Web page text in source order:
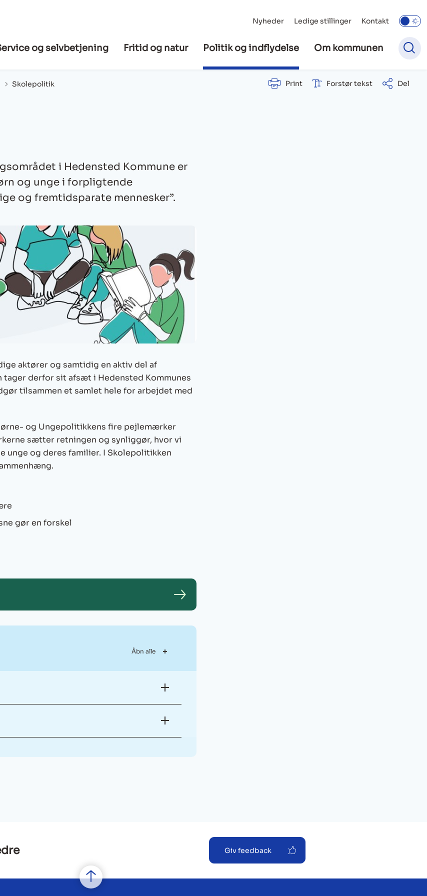
Nyheder Ledige stillinger Kontakt
og selvbetjening Fritid og natur Politik og indflydelse Om kommunen
Skolepolitik Print Forstør tekst Del
i Hedensted Kommune er
og unge i forpligtende
og fremtidsparate mennesker”.
aktører og samtidig en aktiv del af
derfor sit afsæt i Hedensted Kommunes
tilsammen et samlet hele for arbejdet med
og Ungepolitikkens fire pejlemærker
sætter retningen og synliggør, hvor vi
unge og deres familier. I Skolepolitikken
gør en forskel
Åbn alle
Giv feedback